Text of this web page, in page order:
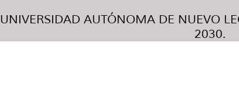
UNIVERSIDAD AUTÓNOMA DE NUEVO
2030.